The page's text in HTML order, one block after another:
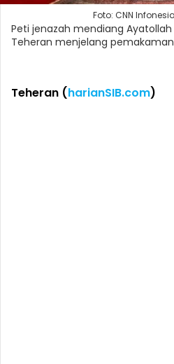
Foto: CNN
Peti jenazah mendiang
Teheran menjelang
Teheran (harianSIB.com)